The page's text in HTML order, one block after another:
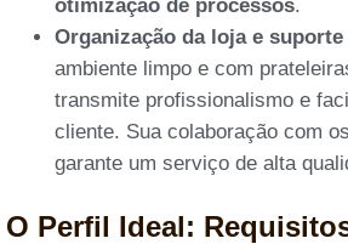
otimização de processos.
Organização da loja e suporte
ambiente limpo e com
transmite profissionalismo e
cliente. Sua colaboração com
garante um serviço de alta
O Perfil Ideal: